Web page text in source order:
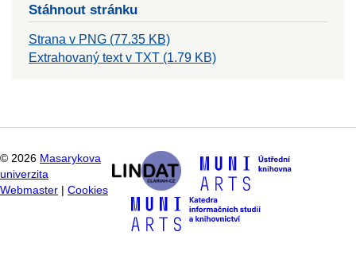
Stáhnout stránku
Strana v PNG (77.35 KB)
Extrahovaný text v TXT (1.79 KB)
© 2026 Masarykova
univerzita
Webmaster
Cookies